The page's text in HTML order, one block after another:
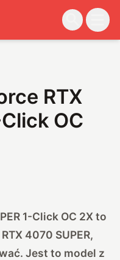
RTX
OC
1-Click OC 2X to
4070 SUPER,
Jest to model z